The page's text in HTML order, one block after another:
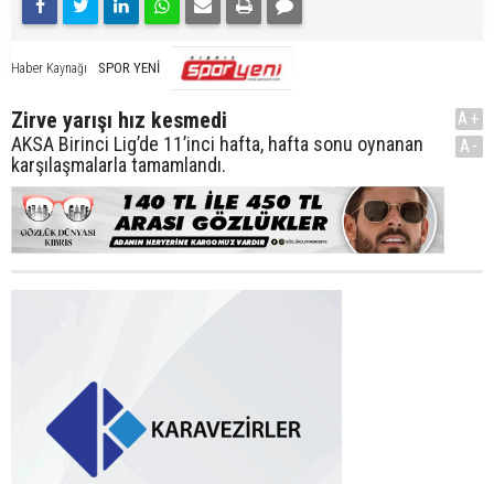
Haber Kaynağı SPOR YENİ
Zirve yarışı hız kesmedi
AKSA Birinci Lig’de 11’inci hafta, hafta sonu oynanan
karşılaşmalarla tamamlandı.
A+
A-